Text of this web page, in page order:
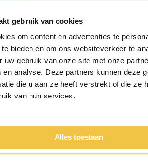
gebruik van cookies
om content en advertenties te
bieden en om ons websiteverkeer te
uw gebruik van onze site met onze
en analyse. Deze partners kunnen deze
die u aan ze heeft verstrekt of die ze
van hun services.
Alles toestaan